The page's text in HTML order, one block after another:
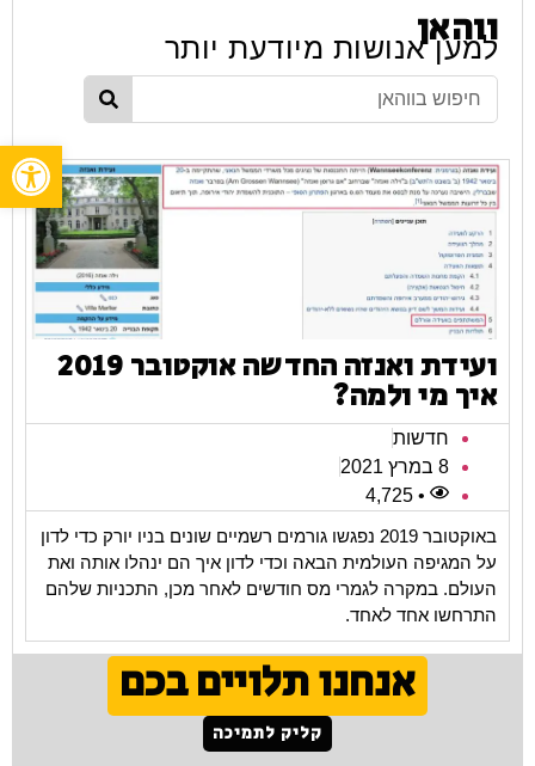
ווהאן
למען אנושות מיודעת יותר
ועידת ואנזה החדשה אוקטובר 2019
איך מי ולמה?
חדשות
8 במרץ 2021
• 4,725
באוקטובר 2019 נפגשו גורמים רשמיים שונים בניו יורק כדי לדון
על המגיפה העולמית הבאה וכדי לדון איך הם ינהלו אותה ואת
העולם. במקרה לגמרי מס חודשים לאחר מכן, התכניות שלהם
התרחשו אחד לאחד.
אנחנו תלויים בכם
קליק לתמיכה